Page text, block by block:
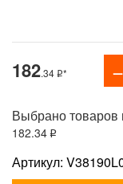
182.34 *
Выбрано товаров
182.34
Артикул: